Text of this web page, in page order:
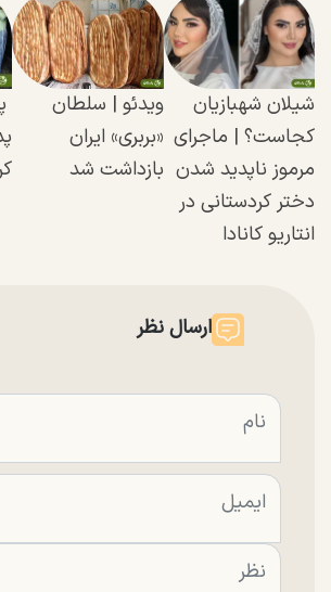
شیلان شهبازیان
کجاست؟ | ماجرای
مرموز ناپدید شدن
دختر کردستانی در
انتاریو کانادا
ویدئو | سلطان
«بربری» ایران
بازداشت شد
ارسال نظر